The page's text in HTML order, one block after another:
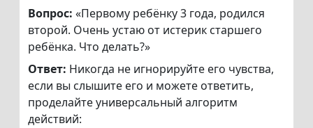
Вопрос: «Первому ребёнку 3 года, родился
второй. Очень устаю от истерик старшего
ребёнка. Что делать?»
Ответ: Никогда не игнорируйте его чувства,
если вы слышите его и можете ответить,
проделайте универсальный алгоритм
действий: